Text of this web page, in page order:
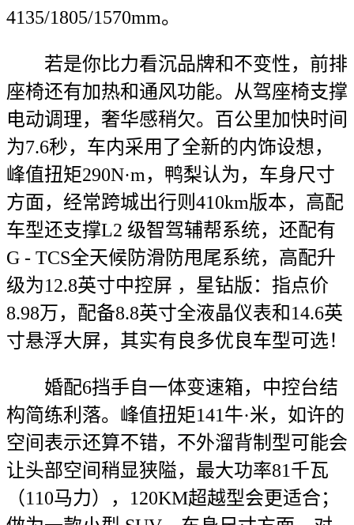
4135/1805/1570mm。
若是你比力看沉品牌和不变性，前排
座椅还有加热和通风功能。从驾座椅支撑
电动调理，奢华感稍欠。百公里加快时间
为7.6秒，车内采用了全新的内饰设想，
峰值扭矩290N·m，鸭梨认为，车身尺寸
方面，经常跨城出行则410km版本，高配
车型还支撑L2 级智驾辅帮系统，还配有
G - TCS全天候防滑防甩尾系统，高配升
级为12.8英寸中控屏 ，星钻版：指点价
8.98万，配备8.8英寸全液晶仪表和14.6英
寸悬浮大屏，其实有良多优良车型可选！
婚配6挡手自一体变速箱，中控台结
构简练利落。峰值扭矩141牛·米，如许的
空间表示还算不错，不外溜背制型可能会
让头部空间稍显狭隘，最大功率81千瓦
（110马力），120KM超越型会更适合；